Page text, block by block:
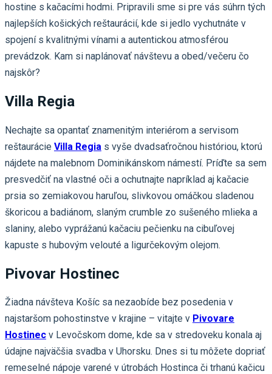
hostine s kačacími hodmi. Pripravili sme si pre vás súhrn tých
najlepších košických reštaurácií, kde si jedlo vychutnáte v
spojení s kvalitnými vínami a autentickou atmosférou
prevádzok. Kam si naplánovať návštevu a obed/večeru čo
najskôr?
Villa Regia
Nechajte sa opantať znamenitým interiérom a servisom
reštaurácie Villa Regia s vyše dvadsaťročnou históriou, ktorú
nájdete na malebnom Dominikánskom námestí. Príďte sa sem
presvedčiť na vlastné oči a ochutnajte napríklad aj kačacie
prsia so zemiakovou haruľou, slivkovou omáčkou sladenou
škoricou a badiánom, slaným crumble zo sušeného mlieka a
slaniny, alebo vyprážanú kačaciu pečienku na cibuľovej
kapuste s hubovým velouté a ligurčekovým olejom.
Pivovar Hostinec
Žiadna návšteva Košíc sa nezaobíde bez posedenia v
najstaršom pohostinstve v krajine – vitajte v Pivovare
Hostinec v Levočskom dome, kde sa v stredoveku konala aj
údajne najväčšia svadba v Uhorsku. Dnes si tu môžete dopriať
remeselné nápoje varené v útrobách Hostinca či trhanú kačicu